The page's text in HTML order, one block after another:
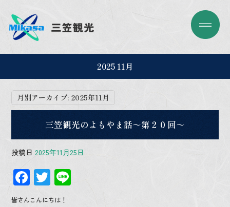
2025 11月
月別アーカイブ: 2025年11月
三笠観光のよもやま話～第２０回～
投稿日 2025年11月25日
F
ac
T
wi
皆さんこんにちは！